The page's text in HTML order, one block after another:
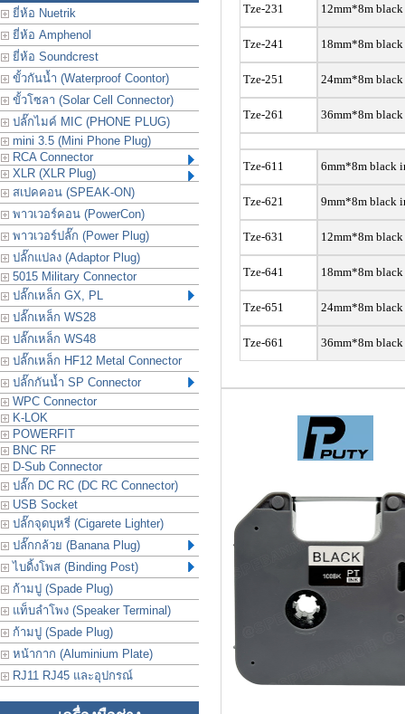
ยี่ห้อ Nuetrik
ยี่ห้อ Amphenol
ยี่ห้อ Soundcrest
ขั้วกันน้ำ (Waterproof Coontor)
ขั้วโซลา (Solar Cell Connector)
ปลั๊กไมค์ MIC (PHONE PLUG)
mini 3.5 (Mini Phone Plug)
RCA Connector
XLR (XLR Plug)
สเปคคอน (SPEAK-ON)
พาวเวอร์คอน (PowerCon)
พาวเวอร์ปลั๊ก (Power Plug)
ปลั๊กแปลง (Adaptor Plug)
5015 Military Connector
ปลั๊กเหล็ก GX, PL
ปลั๊กเหล็ก WS28
ปลั๊กเหล็ก WS48
ปลั๊กเหล็ก HF12 Metal Connector
ปลั๊กกันน้ำ SP Connector
WPC Connector
K-LOK
POWERFIT
BNC RF
D-Sub Connector
ปลั๊ก DC RC (DC RC Connector)
USB Socket
ปลั๊กจุดบุหรี่ (Cigarete Lighter)
ปลั๊กกล้วย (Banana Plug)
ไบดิ้งโพส (Binding Post)
ก้ามปู (Spade Plug)
แท็บลำโพง (Speaker Terminal)
ก้ามปู (Spade Plug)
หน้ากาก (Aluminium Plate)
RJ11 RJ45 และอุปกรณ์
Tze-231 12mm*8m
Tze-241 18mm*8m
Tze-251 24mm*8m
Tze-261 36mm*8m
Tze-611 6mm*8m black
Tze-621 9mm*8m black
Tze-631 12mm*8m
Tze-641 18mm*8m
Tze-651 24mm*8m
Tze-661 36mm*8m